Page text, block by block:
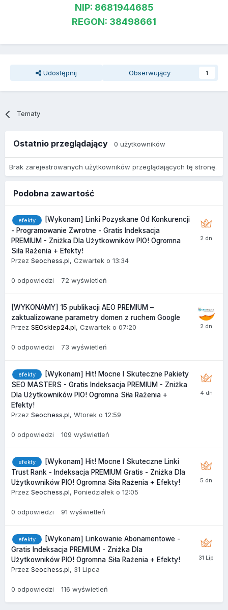
NIP: 8681944685
REGON: 38498661
Udostępnij Obserwujący 1
Tematy
Ostatnio przeglądający 0 użytkowników
Brak zarejestrowanych użytkowników przeglądających tę stronę.
Podobna zawartość
efekty
[Wykonam] Linki Pozyskane Od Konkurencji
- Programowanie Zwrotne - Gratis Indeksacja
PREMIUM - Zniżka Dla Użytkowników PIO! Ogromna
Siła Rażenia + Efekty!
Przez Seochess.pl, Czwartek o 13:34
0 odpowiedzi 72 wyświetleń
[WYKONAMY] 15 publikacji AEO PREMIUM –
zaktualizowane parametry domen z ruchem Google
Przez SEOsklep24.pl, Czwartek o 07:20
0 odpowiedzi 73 wyświetleń
efekty
[Wykonam] Hit! Mocne I Skuteczne Pakiety
SEO MASTERS - Gratis Indeksacja PREMIUM - Zniżka
Dla Użytkowników PIO! Ogromna Siła Rażenia +
Efekty!
Przez Seochess.pl, Wtorek o 12:59
0 odpowiedzi 109 wyświetleń
efekty
[Wykonam] Hit! Mocne I Skuteczne Linki
Trust Rank - Indeksacja PREMIUM Gratis - Zniżka Dla
Użytkowników PIO! Ogromna Siła Rażenia + Efekty!
Przez Seochess.pl, Poniedziałek o 12:05
0 odpowiedzi 91 wyświetleń
efekty
[Wykonam] Linkowanie Abonamentowe -
Gratis Indeksacja PREMIUM - Zniżka Dla
Użytkowników PIO! Ogromna Siła Rażenia + Efekty!
Przez Seochess.pl, 31 Lipca
0 odpowiedzi 116 wyświetleń